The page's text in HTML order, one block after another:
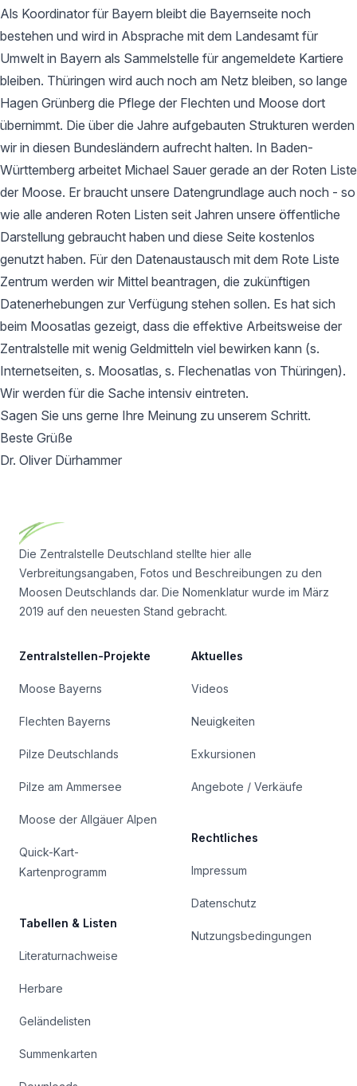
Als Koordinator für Bayern bleibt die Bayernseite noch
bestehen und wird in Absprache mit dem Landesamt für
Umwelt in Bayern als Sammelstelle für angemeldete Kartiere
bleiben. Thüringen wird auch noch am Netz bleiben, so lange
Hagen Grünberg die Pflege der Flechten und Moose dort
übernimmt. Die über die Jahre aufgebauten Strukturen werden
wir in diesen Bundesländern aufrecht halten. In Baden-
Württemberg arbeitet Michael Sauer gerade an der Roten Liste
der Moose. Er braucht unsere Datengrundlage auch noch - so
wie alle anderen Roten Listen seit Jahren unsere öffentliche
Darstellung gebraucht haben und diese Seite kostenlos
genutzt haben. Für den Datenaustausch mit dem Rote Liste
Zentrum werden wir Mittel beantragen, die zukünftigen
Datenerhebungen zur Verfügung stehen sollen. Es hat sich
beim Moosatlas gezeigt, dass die effektive Arbeitsweise der
Zentralstelle mit wenig Geldmitteln viel bewirken kann (s.
Internetseiten, s. Moosatlas, s. Flechenatlas von Thüringen).
Wir werden für die Sache intensiv eintreten.
Sagen Sie uns gerne Ihre Meinung zu unserem Schritt.
Beste Grüße
Dr. Oliver Dürhammer
Die Zentralstelle Deutschland stellte hier alle
Verbreitungsangaben, Fotos und Beschreibungen zu den
Moosen Deutschlands dar. Die Nomenklatur wurde im März
2019 auf den neuesten Stand gebracht.
Zentralstellen-Projekte
Moose Bayerns
Flechten Bayerns
Pilze Deutschlands
Pilze am Ammersee
Moose der Allgäuer Alpen
Quick-Kart-
Kartenprogramm
Tabellen & Listen
Literaturnachweise
Herbare
Geländelisten
Summenkarten
Aktuelles
Videos
Neuigkeiten
Exkursionen
Angebote / Verkäufe
Rechtliches
Impressum
Datenschutz
Nutzungsbedingungen